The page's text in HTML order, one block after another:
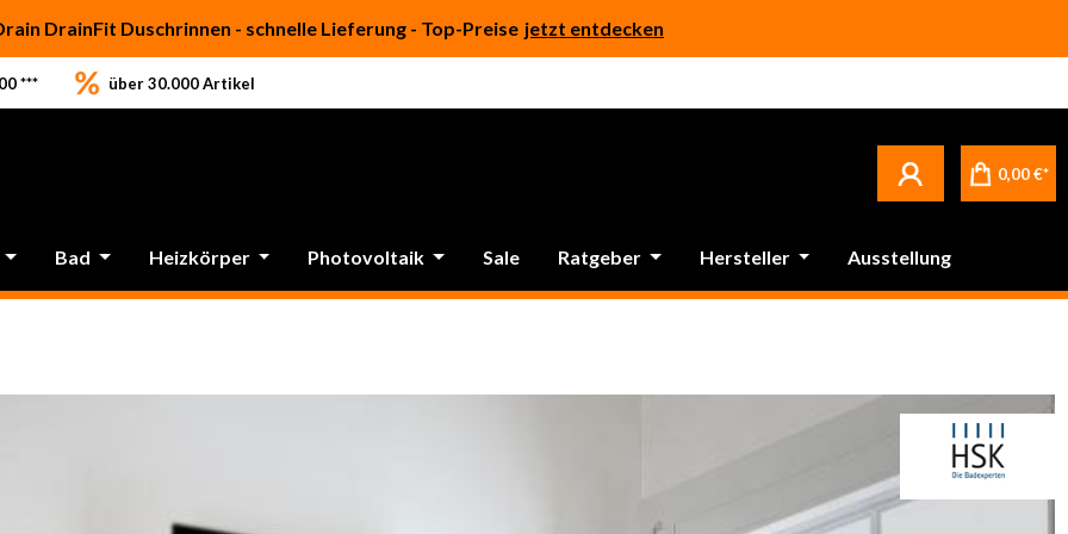
DrainFit Duschrinnen - schnelle Lieferung - Top-Preise jetzt entdecken
*** über 30.000 Artikel
0,00 €*
Bad Heizkörper Photovoltaik Sale Ratgeber Hersteller Ausstellung